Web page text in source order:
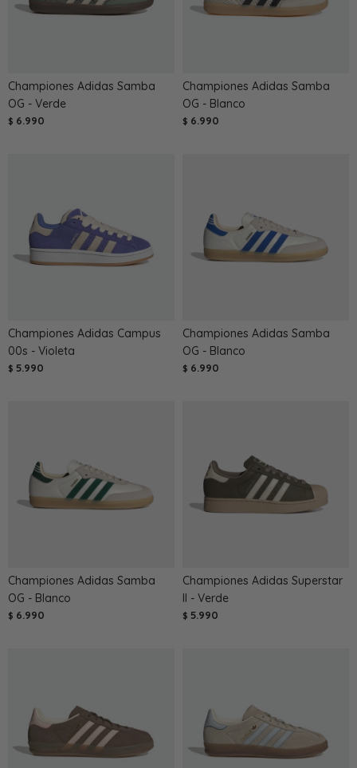
Championes Adidas Samba
OG - Verde
$ 6.990
Championes Adidas Samba
OG - Blanco
$ 6.990
Championes Adidas Campus
00s - Violeta
$ 5.990
Championes Adidas Samba
OG - Blanco
$ 6.990
Championes Adidas Samba
OG - Blanco
$ 6.990
Championes Adidas Superstar
II - Verde
$ 5.990